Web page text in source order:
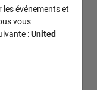
événements et
vous
:United